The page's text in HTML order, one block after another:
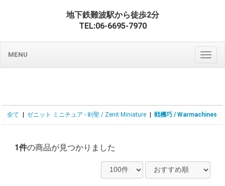
地下鉄難波駅から徒歩2分
TEL:06-6695-7970
MENU
全て ゼニット ミニチュア - 剣聖 / Zenit Miniature 戦機巧 / Warmachines
1件の商品が見つかりました